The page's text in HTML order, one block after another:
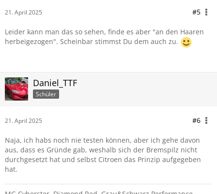
21. April 2025 #5
Leider kann man das so sehen, finde es aber "an den Haaren
herbeigezogen". Scheinbar stimmst Du dem auch zu.
Daniel_TTF
Schüler
21. April 2025 #6
Naja, ich habs noch nie testen können, aber ich gehe davon
aus, dass es Gründe gab, weshalb sich der Bremspilz nicht
durchgesetzt hat und selbst Citroen das Prinzip aufgegeben
hat.